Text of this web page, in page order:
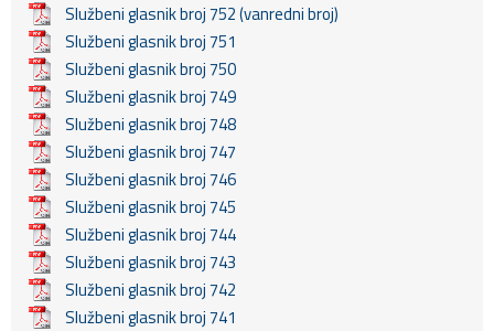
Službeni glasnik broj 752 (vanredni broj)
Službeni glasnik broj 751
Službeni glasnik broj 750
Službeni glasnik broj 749
Službeni glasnik broj 748
Službeni glasnik broj 747
Službeni glasnik broj 746
Službeni glasnik broj 745
Službeni glasnik broj 744
Službeni glasnik broj 743
Službeni glasnik broj 742
Službeni glasnik broj 741